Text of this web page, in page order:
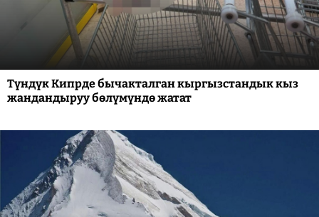
Түндүк Кипрде бычакталган кыргызстандык кыз
жандандыруу бөлүмүндө жатат